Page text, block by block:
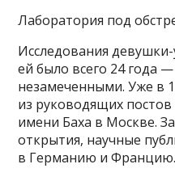
Лаборатория под
Исследования
ей было всего 24 года
незамеченными. Уже в
из руководящих
имени Баха в Москве.
открытия, научные
в Германию и Францию.